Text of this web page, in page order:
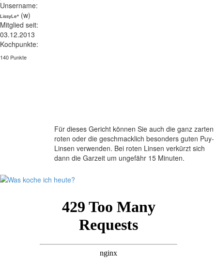
Unsername:
LissyLe* (w)
Mitglied seit:
03.12.2013
Kochpunkte:
140 Punkte
Für dieses Gericht können Sie auch die ganz zarten
roten oder die geschmacklich besonders guten Puy-
Linsen verwenden. Bei roten Linsen verkürzt sich
dann die Garzeit um ungefähr 15 Minuten.